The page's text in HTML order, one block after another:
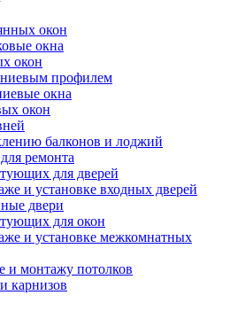
окон
окна
окон
профилем
окна
окон
балконов и лоджий
ремонта
для дверей
и установке входных дверей
двери
для окон
и установке межкомнатных
и монтажу потолков
карнизов